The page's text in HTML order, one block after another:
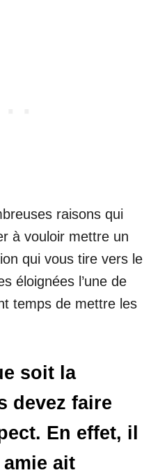
raisons qui
à vouloir mettre un
qui vous tire vers le
éloignées l’une de
temps de mettre les
soit la
devez faire
En effet, il
ait